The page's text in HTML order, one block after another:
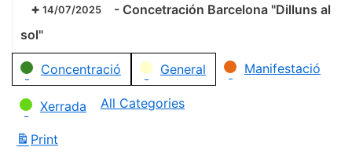
14/07/2025 - Concetración Barcelona "Dilluns al
sol"
Categories
Concentració General Manifestació
Xerrada All Categories
Print